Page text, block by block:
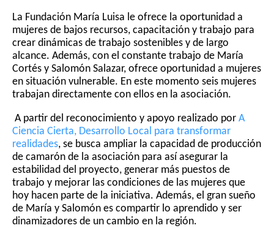
La Fundación María Luisa le ofrece la oportunidad a
mujeres de bajos recursos, capacitación y trabajo para
crear dinámicas de trabajo sostenibles y de largo
alcance. Además, con el constante trabajo de María
Cortés y Salomón Salazar, ofrece oportunidad a mujeres
en situación vulnerable. En este momento seis mujeres
trabajan directamente con ellos en la asociación.
A partir del reconocimiento y apoyo realizado por A
Ciencia Cierta, Desarrollo Local para transformar
realidades, se busca ampliar la capacidad de producción
de camarón de la asociación para así asegurar la
estabilidad del proyecto, generar más puestos de
trabajo y mejorar las condiciones de las mujeres que
hoy hacen parte de la iniciativa. Además, el gran sueño
de María y Salomón es compartir lo aprendido y ser
dinamizadores de un cambio en la región.